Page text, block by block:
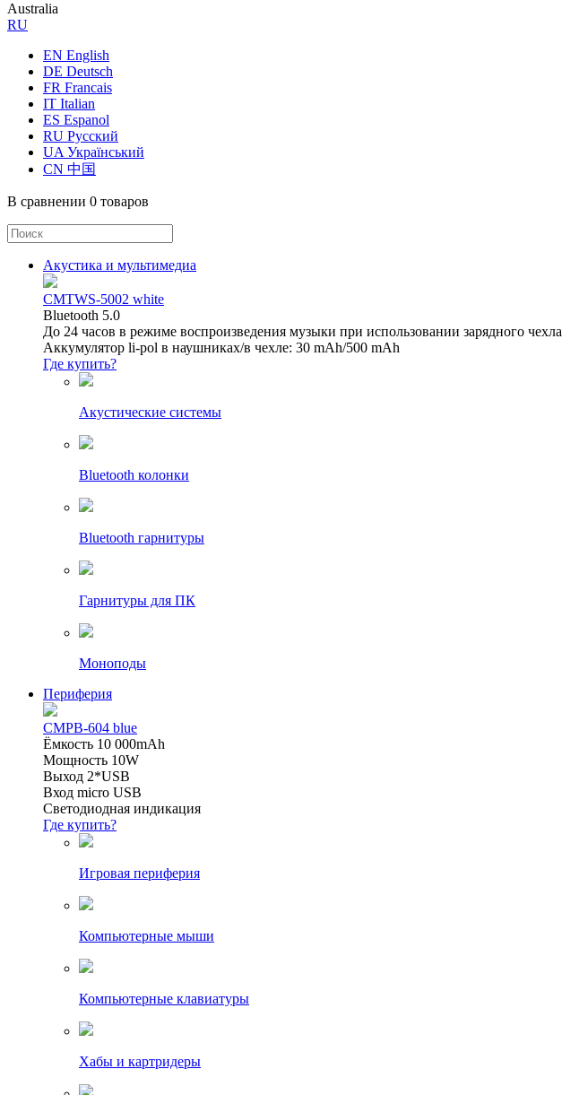
Australia
RU
EN English
DE Deutsch
FR Francais
IT Italian
ES Espanol
RU Русский
UA Український
CN 中国
В сравнении 0 товаров
Акустика и мультимедиа
CMTWS-5002 white
Bluetooth 5.0
До 24 часов в режиме воспроизведения музыки при использовании зарядного чехла
Аккумулятор li-pol в наушниках/в чехле: 30 mAh/500 mAh
Где купить?
Акустические системы
Bluetooth колонки
Bluetooth гарнитуры
Гарнитуры для ПК
Моноподы
Периферия
CMPB-604 blue
Ёмкость 10 000mAh
Мощность 10W
Выход 2*USB
Вход micro USB
Светодиодная индикация
Где купить?
Игровая периферия
Компьютерные мыши
Компьютерные клавиатуры
Хабы и картридеры